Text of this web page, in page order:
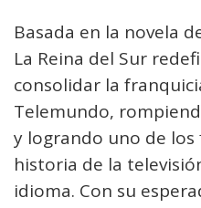
Basada en la novela
La Reina del Sur
consolidar la
Telemundo,
y logrando uno de los
historia de la
idioma. Con su